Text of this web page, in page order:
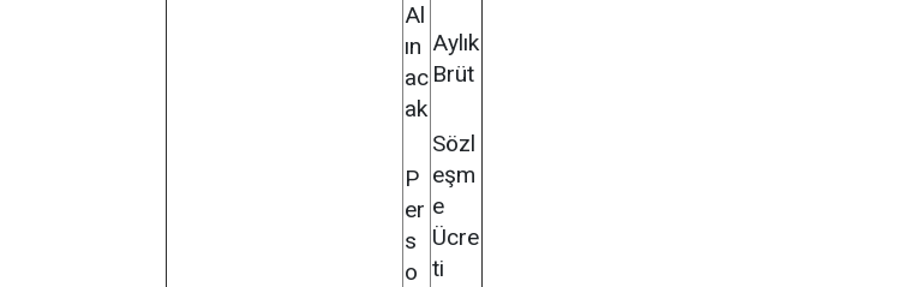
Al
ın
ac
ak
P
er
s
o
Aylık
Brüt
Sözl
eşm
e
Ücre
ti